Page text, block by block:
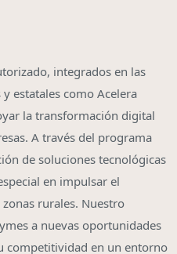
integrados en las
estatales como Acelera
la transformación digital
A través del programa
de soluciones tecnológicas
en impulsar el
rurales. Nuestro
a nuevas oportunidades
competitividad en un entorno